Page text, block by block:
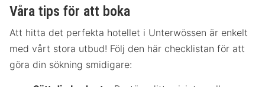
Våra tips för att boka
Att hitta det perfekta hotellet i Unterwössen är enkelt
med vårt stora utbud! Följ den här checklistan för att
göra din sökning smidigare: